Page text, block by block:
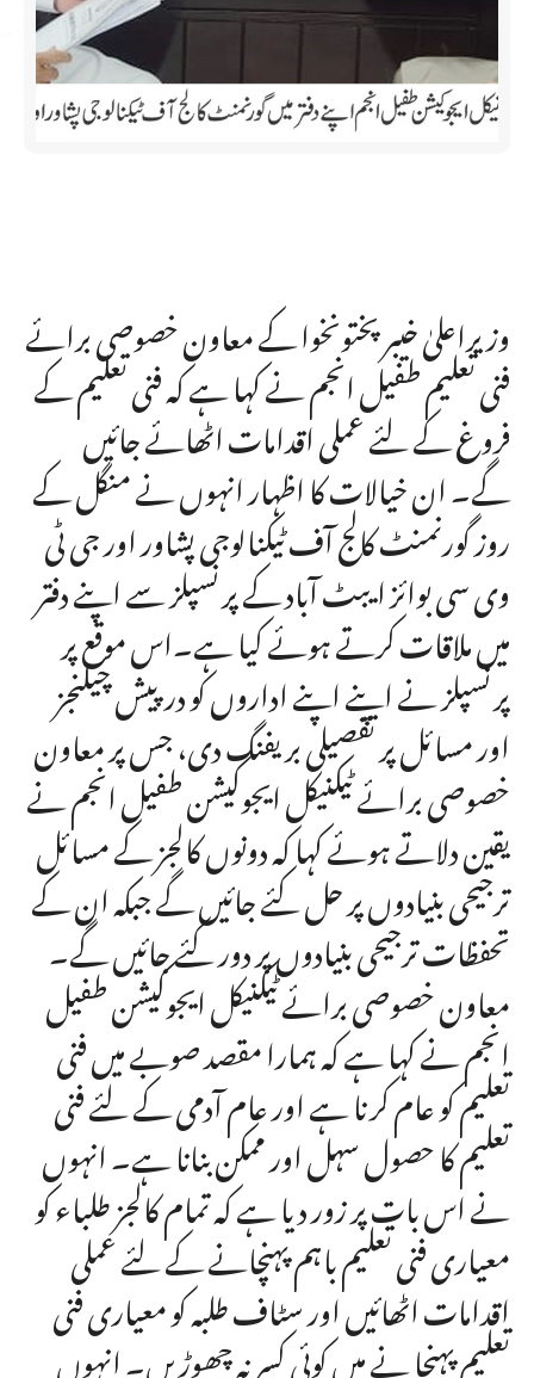
وزیراعلیٰ خیبرپختونخوا کے معاون خصوصی برائے
فنی تعلیم طفیل انجم نے کہا ہے کہ فنی تعلیم کے
فروغ کے لئے عملی اقدامات اٹھائے جائیں
گے۔ ان خیالات کا اظہار انہوں نے منگل کے
روز گورنمنٹ کالج آف ٹیکنالوجی پشاور اور جی ٹی
وی سی بوائز ایبٹ آباد کے پرنسپلز سے اپنے دفتر
میں ملاقات کرتے ہوئے کیا ہے۔اس موقع پر
پرنسپلز نے اپنے اپنے اداروں کو درپیش چیلنجز
اور مسائل پر تفصیلی بریفنگ دی، جس پر معاون
خصوصی برائے ٹیکنیکل ایجوکیشن طفیل انجم نے
یقین دلاتے ہوئے کہا کہ دونوں کالجز کے مسائل
ترجیحی بنیادوں پر حل کئے جائیں گے جبکہ ان کے
تحفظات ترجیحی بنیادوں پر دور کئے جائیں گے۔
معاون خصوصی برائے ٹیکنیکل ایجوکیشن طفیل
انجم نے کہا ہے کہ ہمارا مقصد صوبے میں فنی
تعلیم کو عام کرنا ہے اور عام آدمی کے لئے فنی
تعلیم کا حصول سہل اور ممکن بنانا ہے۔ انہوں
نے اس بات پر زور دیا ہے کہ تمام کالجز طلباء کو
معیاری فنی تعلیم باہم پہنچانے کے لئے عملی
اقدامات اٹھائیں اور سٹاف طلبہ کو معیاری فنی
تعلیم پہنچا نے میں کوئی کسر نہ چھوڑیں۔ انہوں